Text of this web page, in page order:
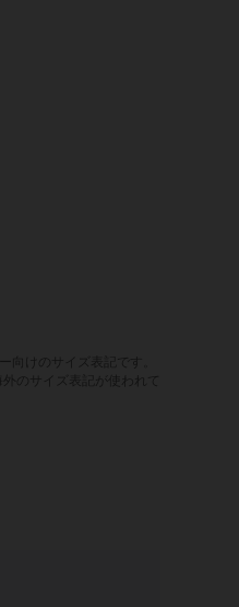
向けのサイズ表記です。
のサイズ表記が使われて